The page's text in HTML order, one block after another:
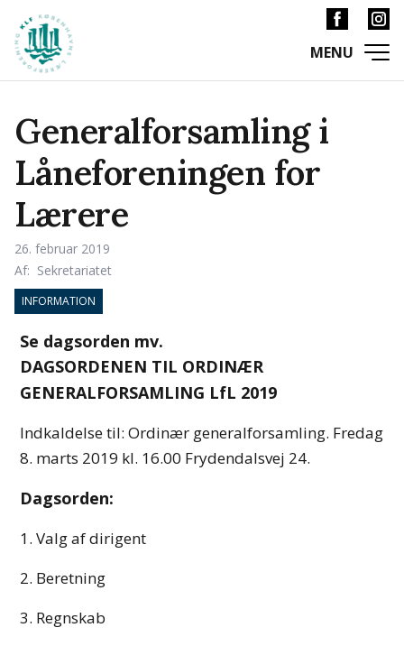
Generalforsamling i
Låneforeningen for
Lærere
26. februar 2019
Af: Sekretariatet
INFORMATION
Se dagsorden mv.
DAGSORDENEN TIL ORDINÆR
GENERALFORSAMLING LfL 2019
Indkaldelse til: Ordinær generalforsamling. Fredag
8. marts 2019 kl. 16.00 Frydendalsvej 24.
Dagsorden:
1. Valg af dirigent
2. Beretning
3. Regnskab